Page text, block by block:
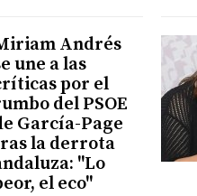
Andrés
une a las
por el
del PSOE
García-Page
la derrota
"Lo
el eco"